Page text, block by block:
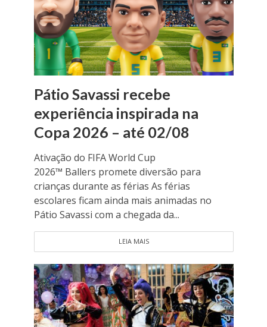
Pátio Savassi recebe
experiência inspirada na
Copa 2026 – até 02/08
Ativação do FIFA World Cup
2026™ Ballers promete diversão para
crianças durante as férias As férias
escolares ficam ainda mais animadas no
Pátio Savassi com a chegada da...
LEIA MAIS